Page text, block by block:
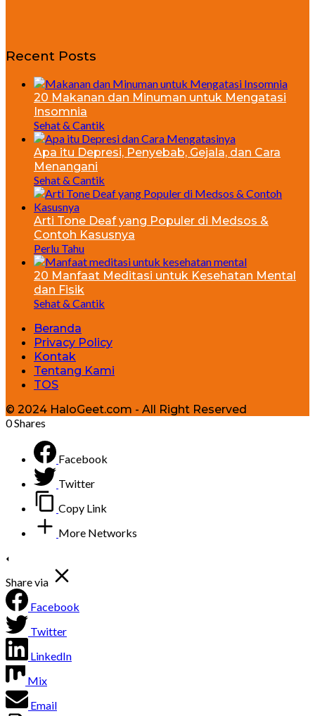
Recent Posts
20 Makanan dan Minuman untuk Mengatasi
Insomnia
Sehat & Cantik
Apa itu Depresi, Penyebab, Gejala, dan Cara
Menangani
Sehat & Cantik
Arti Tone Deaf yang Populer di Medsos &
Contoh Kasusnya
Perlu Tahu
20 Manfaat Meditasi untuk Kesehatan Mental
dan Fisik
Sehat & Cantik
Beranda
Privacy Policy
Kontak
Tentang Kami
TOS
© 2024 HaloGeet.com - All Right Reserved
0Shares
Facebook
Twitter
Copy Link
More Networks
Share via
Facebook
Twitter
LinkedIn
Mix
Email